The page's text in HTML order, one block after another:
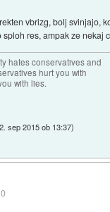
vbrizg, bolj svinjajo,
res, ampak ze nekaj
hates conservatives and
hurt you with
with lies.
sep 2015 ob 13:37)